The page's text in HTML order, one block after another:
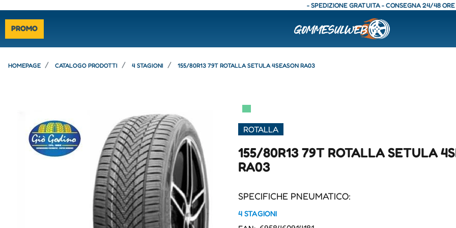
- SPEDIZIONE GRATUITA - CONSEGNA 24/48 ORE -
PROMO
HOMEPAGE CATALOGO PRODOTTI 4 STAGIONI 155/80R13 79T ROTALLA SETULA 4SEASON RA03
▀
ROTALLA
155/80R13 79T ROTALLA SETULA
RA03
SPECIFICHE PNEUMATICO:
4 STAGIONI